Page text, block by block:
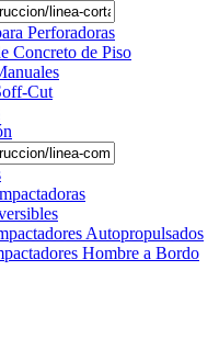
Perforadoras
Concreto de Piso
Cut
Autopropulsados
Hombre a Bordo